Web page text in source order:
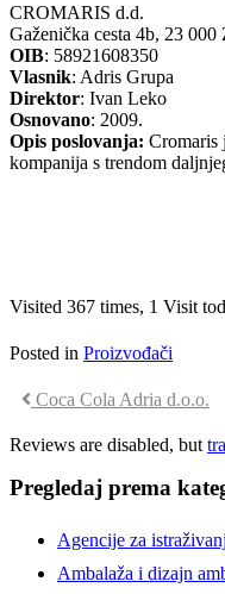
CROMARIS d.d.
Gaženička cesta 4b, 23 000
OIB: 58921608350
Vlasnik: Adris Grupa
Direktor: Ivan Leko
Osnovano: 2009.
Opis poslovanja: Cromaris
kompanija s trendom
Visited 367 times, 1 Visit
Posted in Proizvođači
Coca Cola Adria d.o.o.
Reviews are disabled, but
Pregledaj prema
Agencije za
Ambalaža i dizajn